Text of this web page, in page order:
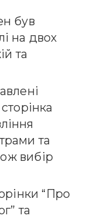
був
на двох
та
та
вибір
“Про
та